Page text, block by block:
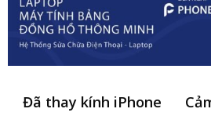
Đã thay kính iPhone